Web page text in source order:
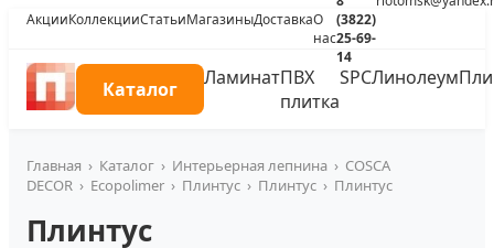
АкцииКоллекцииСтатьиМагазиныДоставкаО
нас
(3822)
25-69-
14
Каталог ЛаминатПВХ
плитка
SPCЛинолеум
Главная › Каталог › Интерьерная лепнина › COSCA
DECOR › Ecopolimer › Плинтус › Плинтус › Плинтус
Плинтус